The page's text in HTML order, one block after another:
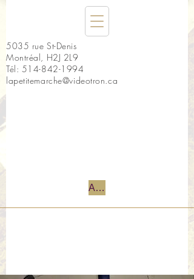
5035 rue St-Denis
Montréal, H2J 2L9
Tél: 514-842-1994
lapetitemarche@videotron.ca
Accueil